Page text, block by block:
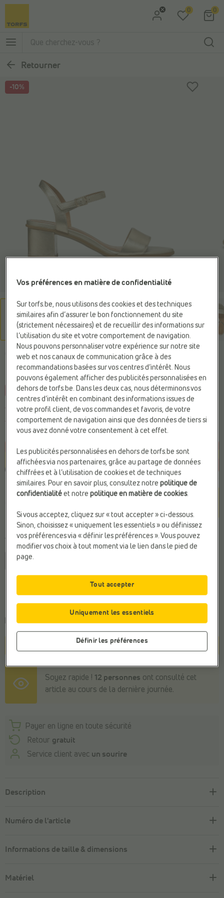
Aller au menu principal
0 0
Retourner
-10%
GEOX
Sandales or
-10% Web Only
Vous économisez11,00 €
110,00 € 99,00 €
Prix le plus bas précédent :99,00 €
Couleur
Taille
37
Conseil de la pointure générale
Commandez votre taille habituelle
Commandé avant 22h, livraison le mardi
Panier
Soyez rapide ! 12 personnes ont consulté cet
article au cours de la dernière journée.
Payer en ligne en toute sécurité
Retour gratuit
Service client avec un sourire
Description
Numéro de l'article
Informations de taille & dimensions
Matériel
Vos préférences en matière de confidentialité
Sur torfs.be, nous utilisons des cookies et des techniques
similaires afin d’assurer le bon fonctionnement du site
(strictement nécessaires) et de recueillir des informations sur
l’utilisation du site et votre comportement de navigation.
Nous pouvons personnaliser votre expérience sur notre site
web et nos canaux de communication grâce à des
recommandations basées sur vos centres d’intérêt. Nous
pouvons également afficher des publicités personnalisées en
dehors de torfs.be. Dans les deux cas, nous déterminons vos
centres d’intérêt en combinant des informations issues de
votre profil client, de vos commandes et favoris, de votre
comportement de navigation ainsi que des données de tiers si
vous avez donné votre consentement à cet effet.
Les publicités personnalisées en dehors de torfs.be sont
affichées via nos partenaires, grâce au partage de données
chiffrées et à l’utilisation de cookies et de techniques
similaires. Pour en savoir plus, consultez notrepolitique de
confidentialité et notrepolitique en matière de cookies.
Si vous acceptez, cliquez sur « tout accepter » ci-dessous.
Sinon, choisissez « uniquement les essentiels » ou définissez
vos préférences via « définir les préférences ». Vous pouvez
modifier vos choix à tout moment via le lien dans le pied de
page.
Définir les préférences
Uniquement les essentiels
Tout accepter